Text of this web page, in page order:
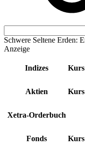
Schwere Seltene Erden:
Anzeige
Indizes Kurs
Aktien Kurs
Xetra-Orderbuch
Fonds Kurs